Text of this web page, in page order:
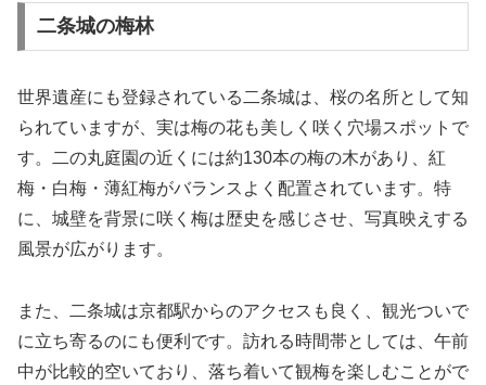
二条城の梅林
世界遺産にも登録されている二条城は、桜の名所として知
られていますが、実は梅の花も美しく咲く穴場スポットで
す。二の丸庭園の近くには約130本の梅の木があり、紅
梅・白梅・薄紅梅がバランスよく配置されています。特
に、城壁を背景に咲く梅は歴史を感じさせ、写真映えする
風景が広がります。
また、二条城は京都駅からのアクセスも良く、観光ついで
に立ち寄るのにも便利です。訪れる時間帯としては、午前
中が比較的空いており、落ち着いて観梅を楽しむことがで